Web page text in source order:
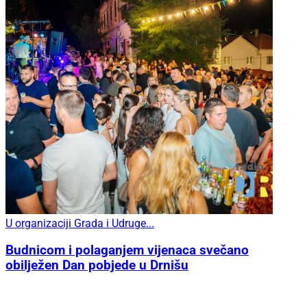
U organizaciji Grada i Udruge...
Budnicom i polaganjem vijenaca svečano
obilježen Dan pobjede u Drnišu